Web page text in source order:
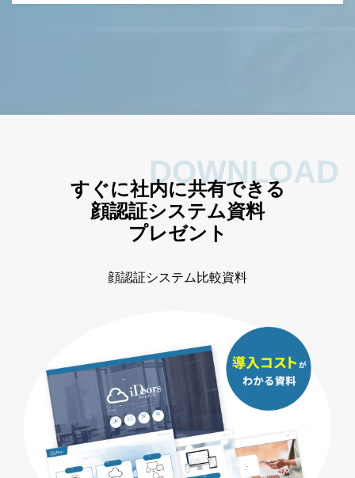
DOWNLOAD
すぐに社内に共有できる
顔認証システム資料
プレゼント
顔認証システム 比較資料